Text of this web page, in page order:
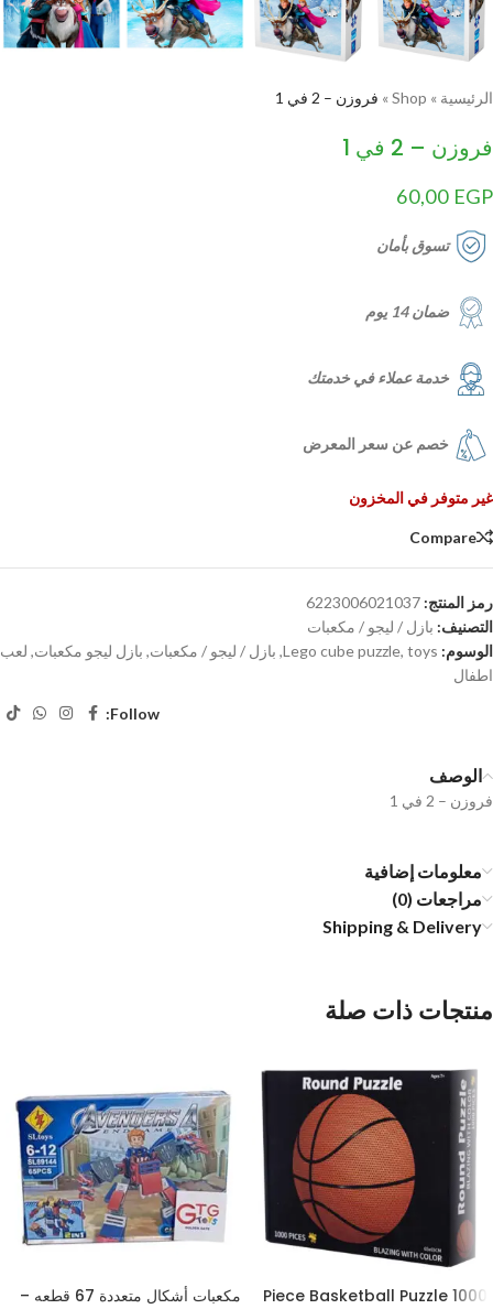
الرئيسية »
Shop
» فروزن – 2 في 1
فروزن – 2 في 1
60,00 EGP
تسوق بأمان
ضمان 14 يوم
خدمة عملاء في خدمتك
خصم عن سعر المعرض
غير متوفر في المخزون
Compare
رمز المنتج: 6223006021037
التصنيف: بازل / ليجو / مكعبات
الوسوم:
Lego cube puzzle, toys
, بازل / ليجو / مكعبات, بازل ليجو مكعبات, لعب
اطفال
Follow:
الوصف
فروزن – 2 في 1
معلومات إضافية
مراجعات (0)
Shipping & Delivery
منتجات ذات صلة
1000 Piece Basketball Puzzle
مكعبات أشكال متعددة 67 قطعه –